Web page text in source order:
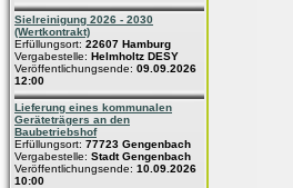
Sielreinigung 2026 - 2030
(Wertkontrakt)
Erfüllungsort: 22607 Hamburg
Vergabestelle: Helmholtz DESY
Veröffentlichungsende: 09.09.2026
12:00
Lieferung eines kommunalen
Geräteträgers an den
Baubetriebshof
Erfüllungsort: 77723 Gengenbach
Vergabestelle: Stadt Gengenbach
Veröffentlichungsende: 10.09.2026
10:00